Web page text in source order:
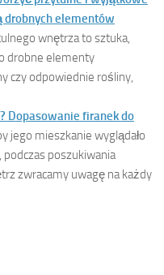
drobnych elementów
wnętrza to sztuka,
drobne elementy
czy odpowiednie rośliny,
Dopasowanie firanek do
jego mieszkanie wyglądało
podczas poszukiwania
zwracamy uwagę na każdy